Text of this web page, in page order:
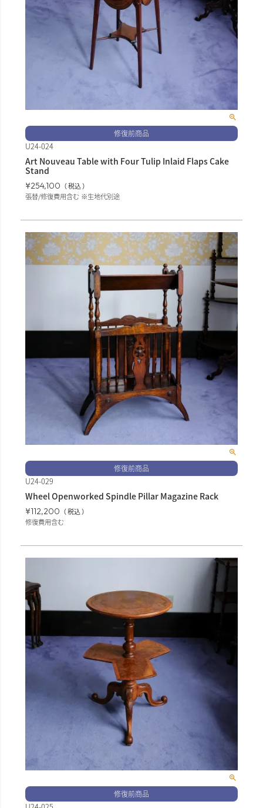
修復前商品
U24-024
Art Nouveau Table with Four Tulip Inlaid Flaps Cake
Stand
¥254,100
税込
張替/修復費用含む ※生地代別途
修復前商品
U24-029
Wheel Openworked Spindle Pillar Magazine Rack
¥112,200
税込
修復費用含む
修復前商品